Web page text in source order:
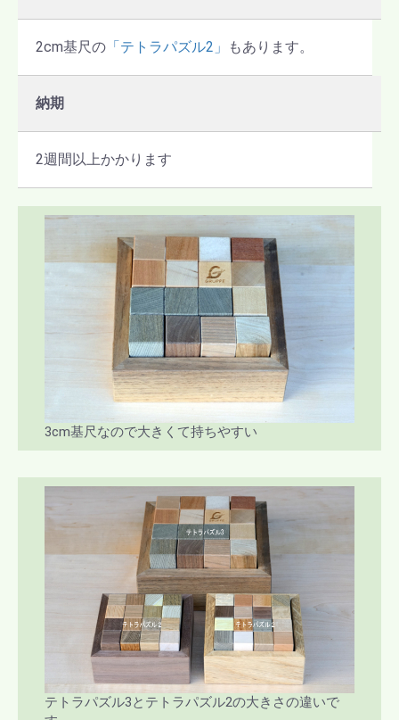
2cm基尺の 「テトラパズル2」 もあります。
納期
2週間以上かかります
3cm基尺なので大きくて持ちやすい
テトラパズル3とテトラパズル2の大きさの違いで